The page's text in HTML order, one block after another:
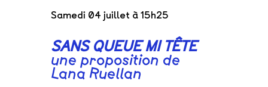
Samedi 04 juillet à 15h25
SANS QUEUE MI TÊTE
une proposition de
Lana Ruellan